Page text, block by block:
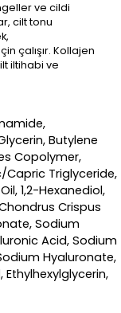
ve cildi
cilt tonu
çalışır. Kollajen
iltihabi ve
Butylene
Copolymer,
Capric Triglyceride,
1,2-Hexanediol,
Crispus
Sodium
Acid, Sodium
Hyaluronate,